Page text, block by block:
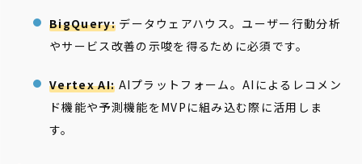
BigQuery:データウェアハウス。ユーザー行動分析
やサービス改善の示唆を得るために必須です。
Vertex AI: AIプラットフォーム。AIによるレコメン
ド機能や予測機能をMVPに組み込む際に活用しま
す。